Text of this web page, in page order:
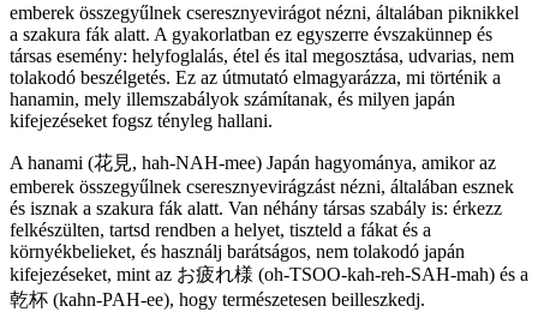
emberek összegyűlnek cseresznyevirágot nézni, általában piknikkel
a szakura fák alatt. A gyakorlatban ez egyszerre évszakünnep és
társas esemény: helyfoglalás, étel és ital megosztása, udvarias, nem
tolakodó beszélgetés. Ez az útmutató elmagyarázza, mi történik a
hanamin, mely illemszabályok számítanak, és milyen japán
kifejezéseket fogsz tényleg hallani.
A hanami (花見, hah-NAH-mee) Japán hagyománya, amikor az
emberek összegyűlnek cseresznyevirágzást nézni, általában esznek
és isznak a szakura fák alatt. Van néhány társas szabály is: érkezz
felkészülten, tartsd rendben a helyet, tiszteld a fákat és a
környékbelieket, és használj barátságos, nem tolakodó japán
kifejezéseket, mint az お疲れ様 (oh-TSOO-kah-reh-SAH-mah) és a
乾杯 (kahn-PAH-ee), hogy természetesen beilleszkedj.